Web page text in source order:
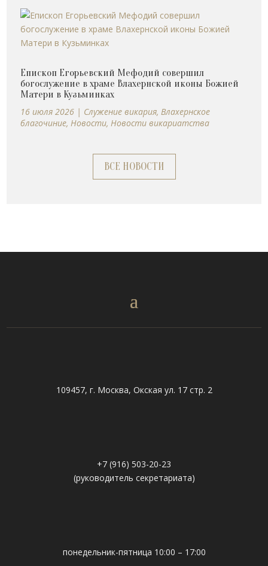
Епископ Егорьевский Мефодий совершил
богослужение в храме Влахернской иконы Божией
Матери в Кузьминках
16 июля 2026 | Cлужение викария,Влахернское
благочиние,Новости,Новости викариатства
ВСЕ НОВОСТИ
109457, г. Москва, Окская ул. 17 стр. 2
+7 (916) 503-20-23
(руководитель секретариата)
понедельник-пятница 10:00 – 17:00